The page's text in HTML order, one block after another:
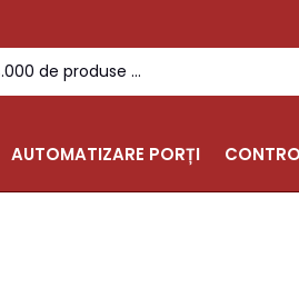
AUTOMATIZARE PORȚI